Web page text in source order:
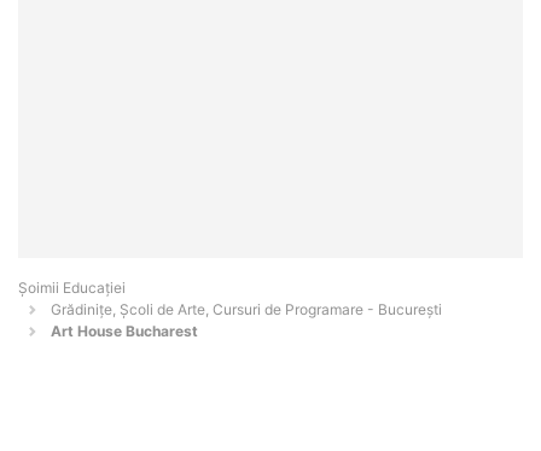
Șoimii Educației
Grădinițe, Școli de Arte, Cursuri de Programare - Bucureşti
Art House Bucharest